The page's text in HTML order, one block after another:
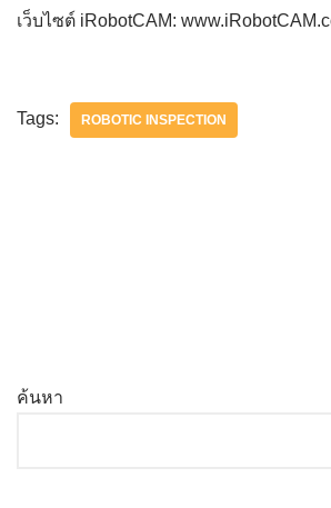
เว็บไซต์ iRobotCAM:
Tags: ROBOTIC INSPECTION
ค้นหา